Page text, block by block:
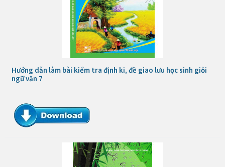
Hướng dẫn làm bài kiểm tra định ki, đề giao lưu học sinh giỏi
ngữ văn 7